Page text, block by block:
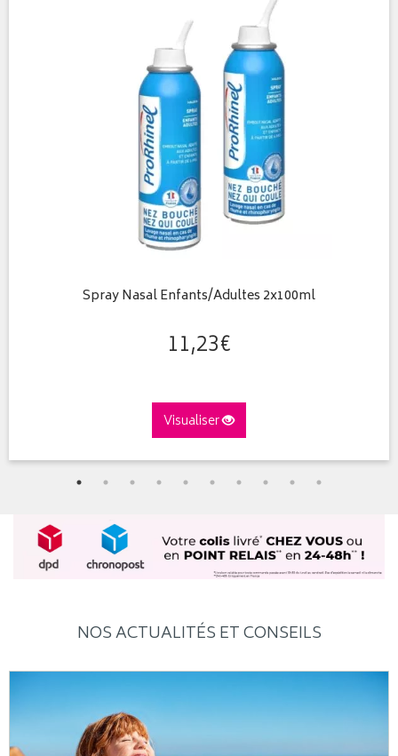
Spray Nasal Enfants/Adultes 2x100ml
11,23€
Visualiser
NOS ACTUALITÉS ET CONSEILS